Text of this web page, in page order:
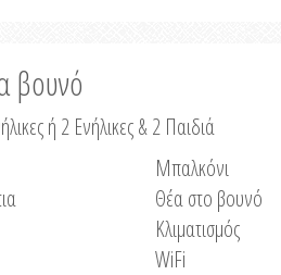
βουνό
ή 2 Ενήλικες & 2 Παιδιά
Μπαλκόνι
Θέα στο βουνό
Κλιματισμός
WiFi